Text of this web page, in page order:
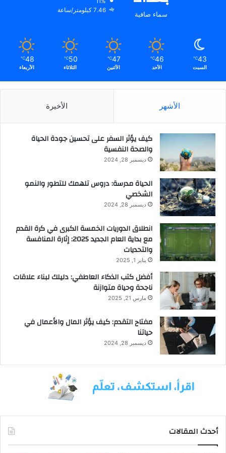
سماء صافية
7.46 كيلومتر/ساعة
43
℃
السبت
46
℃
الأحد
47
℃
الأثنين
50
℃
الثلاثاء
48
℃
الأربعاء
الأشهر الأخيرة
كيف يؤثر السفر على تحسين جودة الحياة
والصحة النفسية
ديسمبر 28, 2024
الحياة مدرسة: دروس تلهمك للتطور والنمو
الشخصي
ديسمبر 28, 2024
انطلاق الدوريات الخمسة الكبرى في كرة القدم
مع بداية العام الجديد 2025: إثارة المنافسة
والتحديات
يناير 1, 2025
أفضل كتب الذكاء العاطفي: دليلك لبناء علاقات
ناجحة وحياة متوازنة
مارس 21, 2025
مفتاح التقدم: كيف يؤثر المال والأعمال في
حياتنا
ديسمبر 28, 2024
أحدث المقالات